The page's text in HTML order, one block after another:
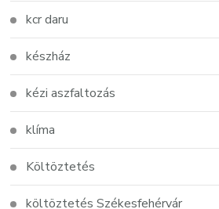
kcr daru
készház
kézi aszfaltozás
klíma
Költöztetés
költöztetés Székesfehérvár